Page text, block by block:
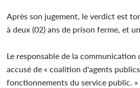
Après son jugement, le verdict est
à deux (02) ans de prison ferme, et
Le responsable de la
accusé de « coalition d'agents
fonctionnements du service public. »